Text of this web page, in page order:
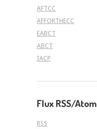
AFTCC
AFFORTHECC
EABCT
ABCT
IACP
Flux RSS/Atom
RSS